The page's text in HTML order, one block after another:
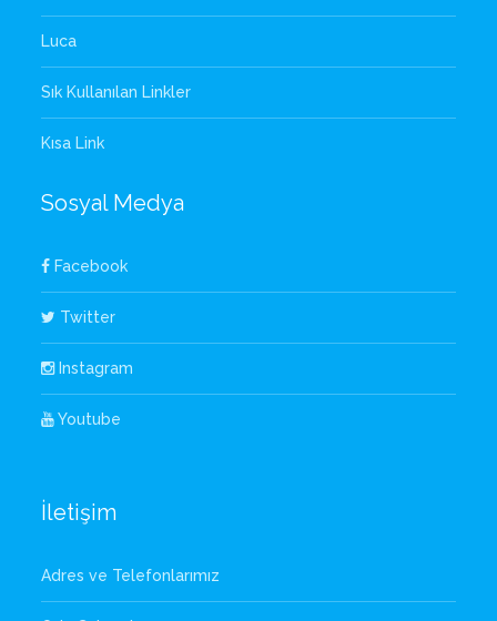
Luca
Sık Kullanılan Linkler
Kısa Link
Sosyal Medya
Facebook
Twitter
Instagram
Youtube
İletişim
Adres ve Telefonlarımız